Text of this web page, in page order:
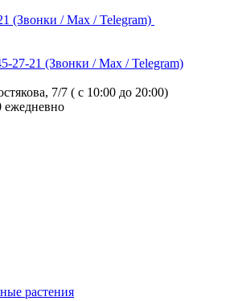
(Звонки / Max / Telegram)
27-21 (Звонки / Max / Telegram)
7/7 ( с 10:00 до 20:00)
ежедневно
растения